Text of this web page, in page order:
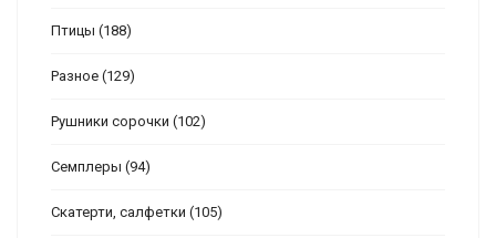
Птицы (188)
Разное (129)
Рушники сорочки (102)
Семплеры (94)
Скатерти, салфетки (105)